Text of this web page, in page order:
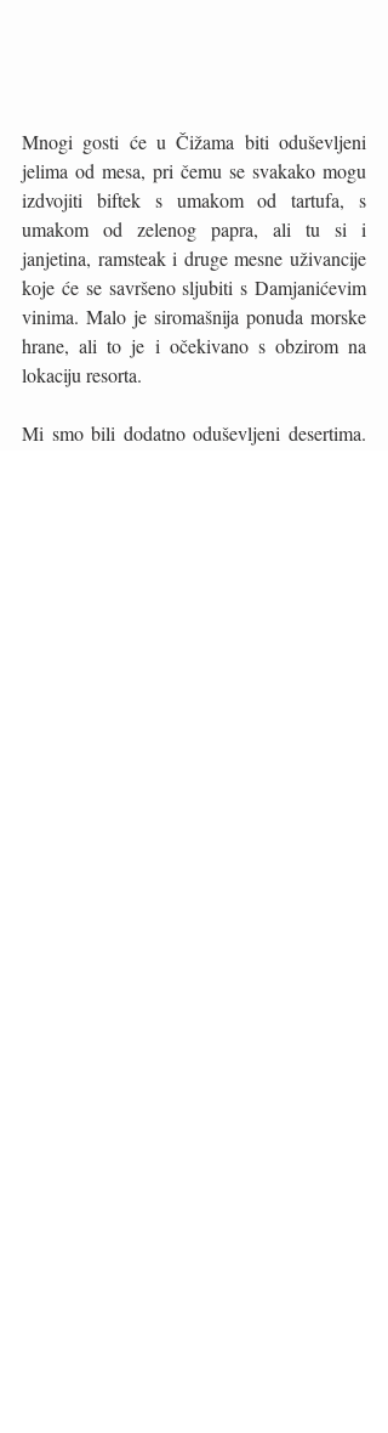
Mnogi gosti će u Čižama biti oduševljeni
jelima od mesa, pri čemu se svakako mogu
izdvojiti biftek s umakom od tartufa, s
umakom od zelenog papra, ali tu si i
janjetina, ramsteak i druge mesne uživancije
koje će se savršeno sljubiti s Damjanićevim
vinima. Malo je siromašnija ponuda morske
hrane, ali to je i očekivano s obzirom na
lokaciju resorta.
Mi smo bili dodatno oduševljeni desertima.